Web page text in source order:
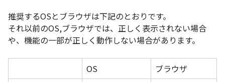
推奨するOSとブラウザは下記のとおりです。
それ以前のOS,ブラウザでは、正しく表示されない場合
や、機能の一部が正しく動作しない場合があります。
OS ブラウザ